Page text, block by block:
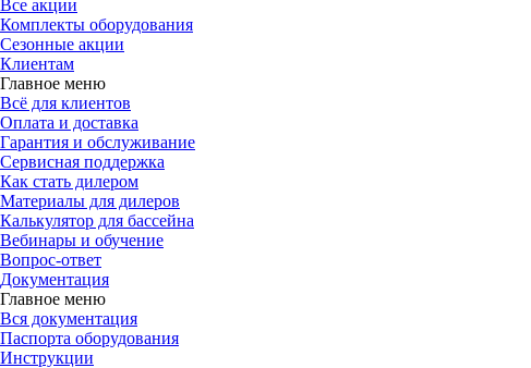
Все акции
Комплекты оборудования
Сезонные акции
Клиентам
Главное меню
Всё для клиентов
Оплата и доставка
Гарантия и обслуживание
Сервисная поддержка
Как стать дилером
Материалы для дилеров
Калькулятор для бассейна
Вебинары и обучение
Вопрос-ответ
Документация
Главное меню
Вся документация
Паспорта оборудования
Инструкции